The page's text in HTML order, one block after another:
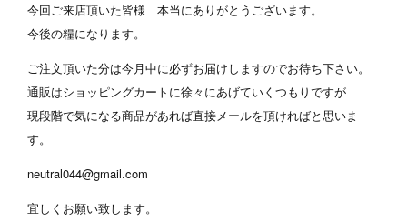
今回ご来店頂いた皆様 本当にありがとうございます。
今後の糧になります。
ご注文頂いた分は今月中に必ずお届けしますのでお待ち下さい。
通販はショッピングカートに徐々にあげていくつもりですが
現段階で気になる商品があれば直接メールを頂ければと思いま
す。
neutral044@gmail.com
宜しくお願い致します。